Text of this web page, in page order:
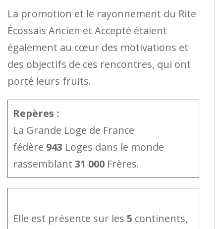
La promotion et le rayonnement du Rite
Écossais Ancien et Accepté étaient
également au cœur des motivations et
des objectifs de ces rencontres, qui ont
porté leurs fruits.
Repères :
La Grande Loge de France
fédère 943 Loges dans le monde
rassemblant 31 000 Frères.
Elle est présente sur les 5 continents,